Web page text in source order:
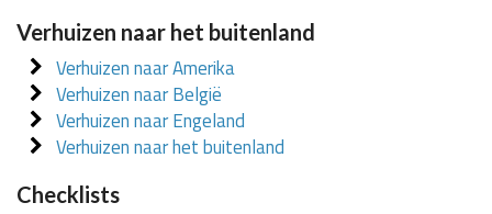
Verhuizen naar het buitenland
Verhuizen naar Amerika
Verhuizen naar België
Verhuizen naar Engeland
Verhuizen naar het buitenland
Checklists